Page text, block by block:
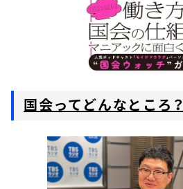
国会ってどんなところ？